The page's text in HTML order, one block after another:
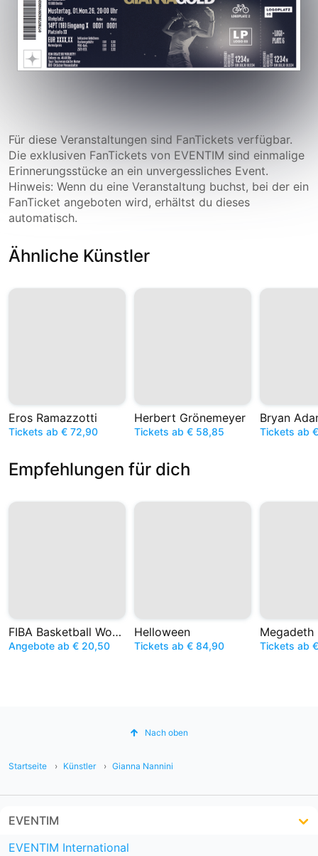
Für diese Veranstaltungen sind FanTickets verfügbar.
Die exklusiven FanTickets von EVENTIM sind einmalige
Erinnerungsstücke an ein unvergessliches Event.
Hinweis: Wenn du eine Veranstaltung buchst, bei der ein
FanTicket angeboten wird, erhältst du dieses
automatisch.
Ähnliche Künstler
Eros Ramazzotti
Tickets ab € 72,90
Herbert Grönemeyer
Tickets ab € 58,85
Bryan
Tickets ab
Empfehlungen für dich
FIBA Basketball World Cup
Angebote ab € 20,50
Helloween
Tickets ab € 84,90
Megadeth
Tickets ab
Nach oben
Startseite Künstler Gianna Nannini
EVENTIM
EVENTIM International